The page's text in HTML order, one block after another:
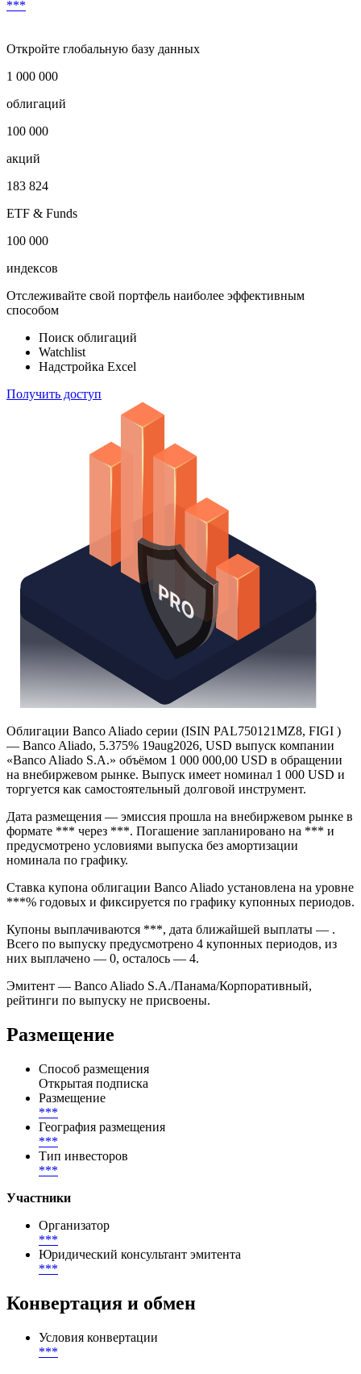
***
Откройте глобальную базу данных
1 000 000
облигаций
100 000
акций
183 824
ETF & Funds
100 000
индексов
Отслеживайте свой портфель наиболее эффективным
способом
Поиск облигаций
Watchlist
Надстройка Excel
Получить доступ
Облигации Banco Aliado серии (ISIN PAL750121MZ8, FIGI )
— Banco Aliado, 5.375% 19aug2026, USD выпуск компании
«Banco Aliado S.A.» объёмом 1 000 000,00 USD в обращении
на внебиржевом рынке. Выпуск имеет номинал 1 000 USD и
торгуется как самостоятельный долговой инструмент.
Дата размещения — эмиссия прошла на внебиржевом рынке в
формате *** через ***. Погашение запланировано на *** и
предусмотрено условиями выпуска без амортизации
номинала по графику.
Ставка купона облигации Banco Aliado установлена на уровне
***% годовых и фиксируется по графику купонных периодов.
Купоны выплачиваются ***, дата ближайшей выплаты — .
Всего по выпуску предусмотрено 4 купонных периодов, из
них выплачено — 0, осталось — 4.
Эмитент — Banco Aliado S.A./Панама/Корпоративный,
рейтинги по выпуску не присвоены.
Размещение
Способ размещения
Открытая подписка
Размещение
***
География размещения
***
Тип инвесторов
***
Участники
Организатор
***
Юридический консультант эмитента
***
Конвертация и обмен
Условия конвертации
***